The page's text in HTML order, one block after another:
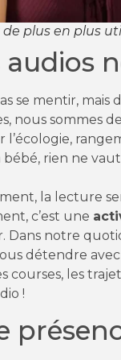
de plus en plus
audios
se mentir,
nous sommes
l’écologie,
rien ne
la lecture
c’est une
Dans notre
détendre avec
courses, les
!